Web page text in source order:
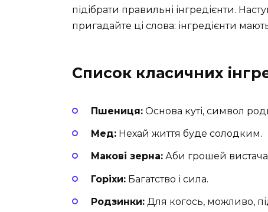
підібрати правильні інгредієнти.
пригадайте ці слова: інгредієнти
Список класичних
Пшениця: Основа куті, символ
Мед: Нехай життя буде солодким.
Макові зерна: Аби грошей
Горіхи: Багатство і сила.
Родзинки: Для когось, можливо,